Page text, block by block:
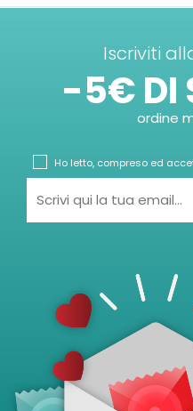
Iscriviti
-5€ DI
ordine
Ho letto, compreso ed